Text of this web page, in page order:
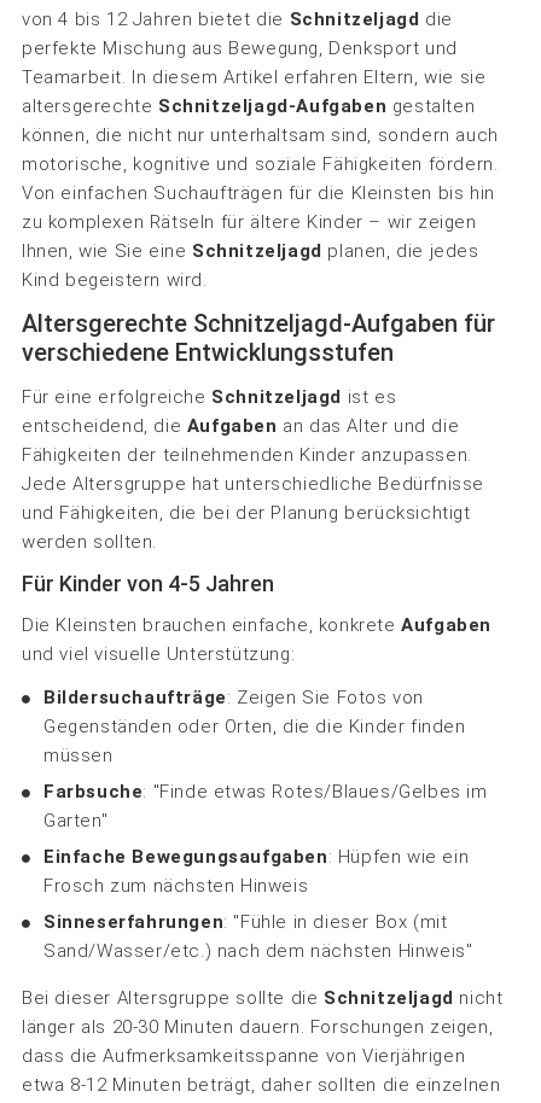
von 4 bis 12 Jahren bietet die Schnitzeljagd die
perfekte Mischung aus Bewegung, Denksport und
Teamarbeit. In diesem Artikel erfahren Eltern, wie sie
altersgerechte Schnitzeljagd-Aufgaben gestalten
können, die nicht nur unterhaltsam sind, sondern auch
motorische, kognitive und soziale Fähigkeiten fördern.
Von einfachen Suchaufträgen für die Kleinsten bis hin
zu komplexen Rätseln für ältere Kinder – wir zeigen
Ihnen, wie Sie eine Schnitzeljagd planen, die jedes
Kind begeistern wird.
Altersgerechte Schnitzeljagd-Aufgaben für
verschiedene Entwicklungsstufen
Für eine erfolgreiche Schnitzeljagd ist es
entscheidend, die Aufgaben an das Alter und die
Fähigkeiten der teilnehmenden Kinder anzupassen.
Jede Altersgruppe hat unterschiedliche Bedürfnisse
und Fähigkeiten, die bei der Planung berücksichtigt
werden sollten.
Für Kinder von 4-5 Jahren
Die Kleinsten brauchen einfache, konkreteAufgaben
und viel visuelle Unterstützung:
Bildersuchaufträge: Zeigen Sie Fotos von
Gegenständen oder Orten, die die Kinder finden
müssen
Farbsuche: "Finde etwas Rotes/Blaues/Gelbes im
Garten"
Einfache Bewegungsaufgaben: Hüpfen wie ein
Frosch zum nächsten Hinweis
Sinneserfahrungen: "Fühle in dieser Box (mit
Sand/Wasser/etc.) nach dem nächsten Hinweis"
Bei dieser Altersgruppe sollte die Schnitzeljagd nicht
länger als 20-30 Minuten dauern. Forschungen zeigen,
dass die Aufmerksamkeitsspanne von Vierjährigen
etwa 8-12 Minuten beträgt, daher sollten die einzelnen